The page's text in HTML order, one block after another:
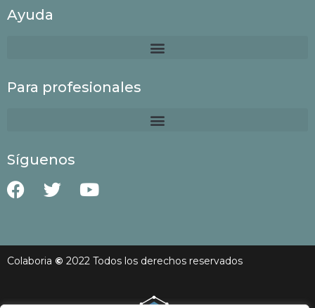
Ayuda
Para profesionales
Síguenos
Colaboria © 2022 Todos los derechos reservados